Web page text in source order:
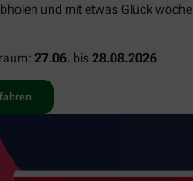
und mit etwas Glück
27.06. bis 28.08.2026